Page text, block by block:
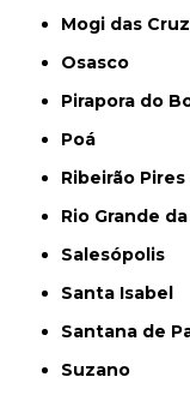
Mogi das
Osasco
Pirapora do
Poá
Ribeirão Pires
Rio Grande
Salesópolis
Santa Isabel
Santana de
Suzano